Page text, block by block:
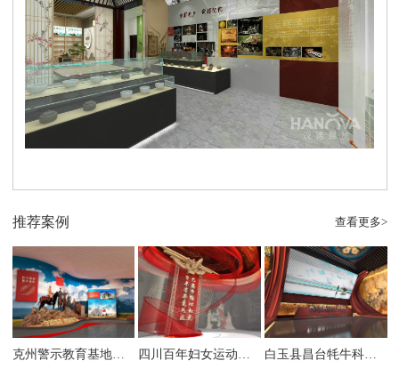
推荐案例 查看更多>
克州警示教育基地暨廉洁文化馆 白玉县昌台牦牛科技馆